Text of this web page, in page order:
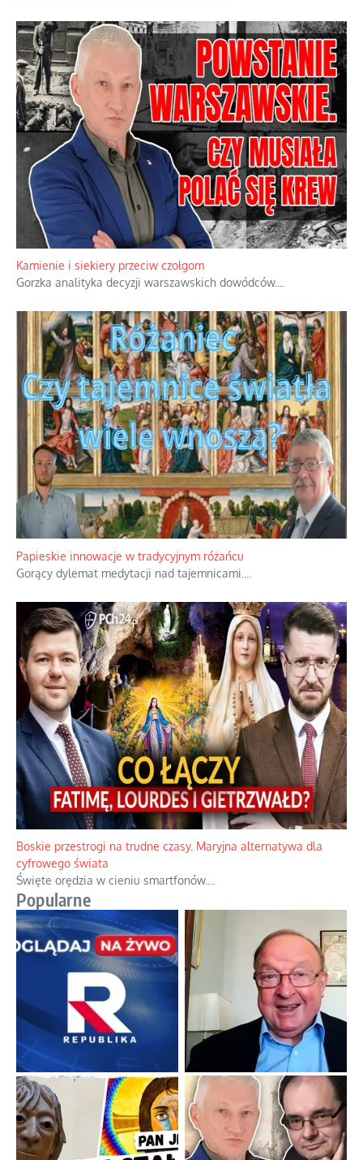
Kamienie i siekiery przeciw czołgom
Gorzka analityka decyzji warszawskich dowódców.
Papieskie innowacje w tradycyjnym różańcu
Gorący dylemat medytacji nad tajemnicami.
Boskie przestrogi na trudne czasy. Maryjna alternatywa dla
cyfrowego świata
Święte orędzia w cieniu smartfonów.
Popularne